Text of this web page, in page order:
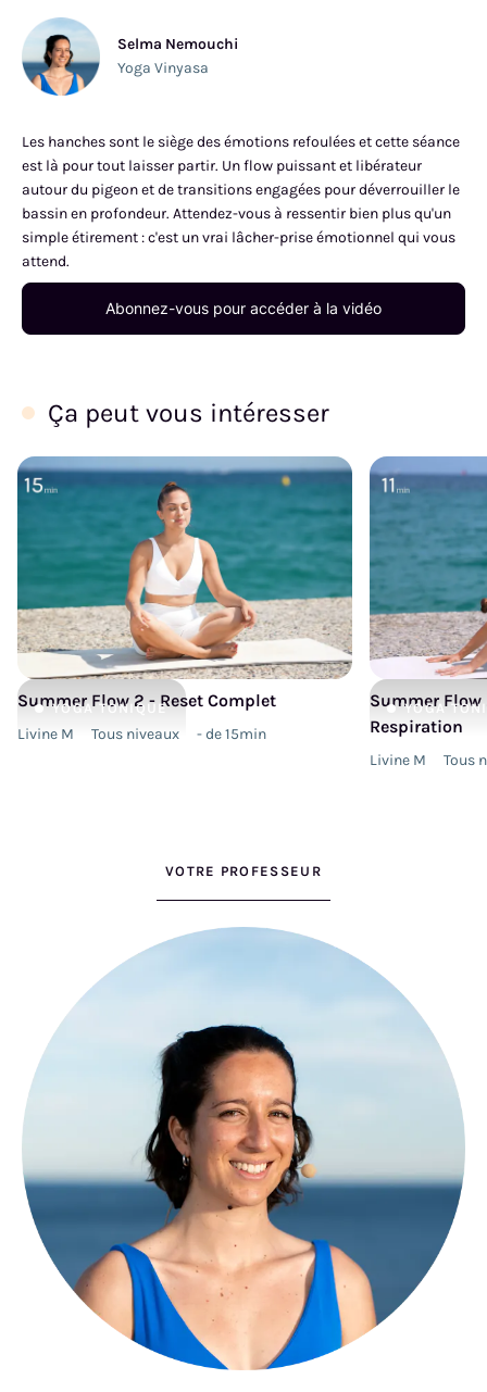
Selma Nemouchi
Yoga Vinyasa
Les hanches sont le siège des émotions refoulées et cette séance
est là pour tout laisser partir. Un flow puissant et libérateur
autour du pigeon et de transitions engagées pour déverrouiller le
bassin en profondeur. Attendez-vous à ressentir bien plus qu'un
simple étirement : c'est un vrai lâcher-prise émotionnel qui vous
attend.
Abonnez-vous pour accéder à la vidéo
Ça peut vous intéresser
YOGA TONIQUE
Summer Flow 2 - Reset Complet
Livine M Tous niveaux - de 15min
YOGA
Summer
Respiration
Livine M Tous
VOTRE PROFESSEUR